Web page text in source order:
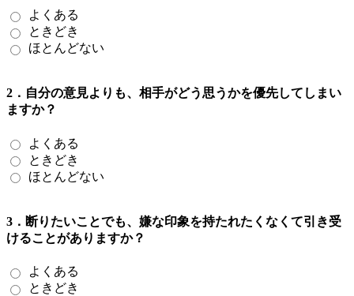
よくある
ときどき
ほとんどない
2．自分の意見よりも、相手がどう思うかを優先してしまい
ますか？
よくある
ときどき
ほとんどない
3．断りたいことでも、嫌な印象を持たれたくなくて引き受
けることがありますか？
よくある
ときどき